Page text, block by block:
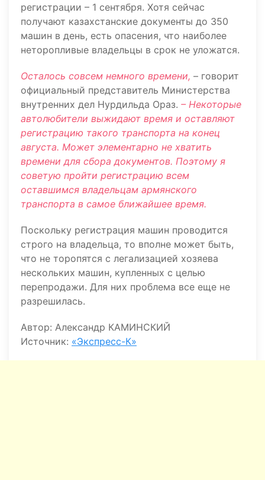
регистрации – 1 сентября. Хотя сейчас
получают казахстанские документы до 350
машин в день, есть опасения, что наиболее
неторопливые владельцы в срок не уложатся.
Осталось совсем немного времени, – говорит
официальный представитель Министерства
внутренних дел Нурдильда Ораз. – Некоторые
автолюбители выжидают время и оставляют
регистрацию такого транспорта на конец
августа. Может элементарно не хватить
времени для сбора документов. Поэтому я
советую пройти регистрацию всем
оставшимся владельцам армянского
транспорта в самое ближайшее время.
Поскольку регистрация машин проводится
строго на владельца, то вполне может быть,
что не торопятся с легализацией хозяева
нескольких машин, купленных с целью
перепродажи. Для них проблема все еще не
разрешилась.
Автор: Александр КАМИНСКИЙ
Источник: «Экспресс-К»